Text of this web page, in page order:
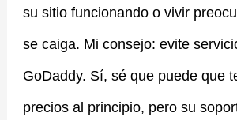
su sitio funcionando o vivir
se caiga. Mi consejo: evite
GoDaddy. Sí, sé que puede que
precios al principio, pero su